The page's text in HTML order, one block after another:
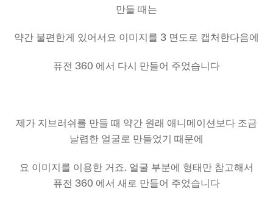
만들 때는
약간 불편한게 있어서요 이미지를 3 면도로 캡처한다음에
퓨전 360 에서 다시 만들어 주었습니다
제가 지브러쉬를 만들 때 약간 원래 애니메이션보다 조금
날렵한 얼굴로 만들었기 때문에
요 이미지를 이용한 거죠. 얼굴 부분에 형태만 참고해서
퓨전 360 에서 새로 만들어 주었습니다